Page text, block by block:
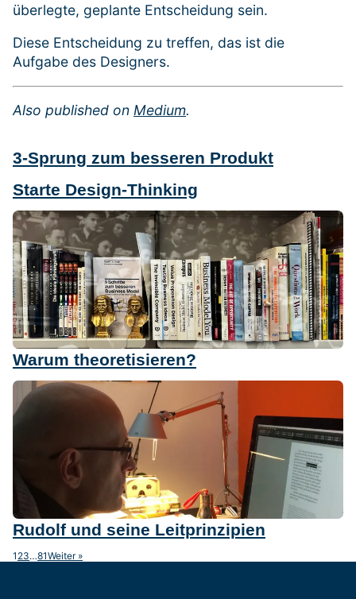
3-Sprung zum besseren Produkt
Starte Design-Thinking
Warum theoretisieren?
Rudolf und seine Leitprinzipien
1 23…81Weiter »
überlegte, geplante Entscheidung sein.
Diese Entscheidung zu treffen, das ist die
Aufgabe des Designers.
Also published on Medium.